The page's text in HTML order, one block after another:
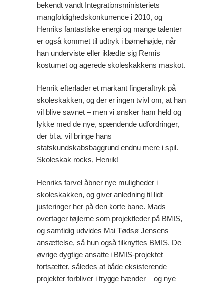
bekendt vandt Integrationsministeriets
mangfoldighedskonkurrence i 2010, og
Henriks fantastiske energi og mange talenter
er også kommet til udtryk i børnehøjde, når
han underviste eller iklædte sig Remis
kostumet og agerede skoleskakkens maskot.
Henrik efterlader et markant fingeraftryk på
skoleskakken, og der er ingen tvivl om, at han
vil blive savnet – men vi ønsker ham held og
lykke med de nye, spændende udfordringer,
der bl.a. vil bringe hans
statskundskabsbaggrund endnu mere i spil.
Skoleskak rocks, Henrik!
Henriks farvel åbner nye muligheder i
skoleskakken, og giver anledning til lidt
justeringer her på den korte bane. Mads
overtager tøjlerne som projektleder på BMIS,
og samtidig udvides Mai Tødsø Jensens
ansættelse, så hun også tilknyttes BMIS. De
øvrige dygtige ansatte i BMIS-projektet
fortsætter, således at både eksisterende
projekter forbliver i trygge hænder – og nye